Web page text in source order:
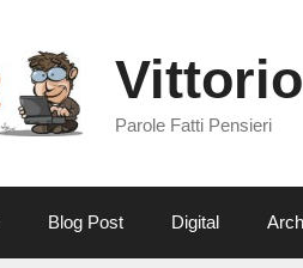
Parole Fatti Pensieri
Blog Post Digital